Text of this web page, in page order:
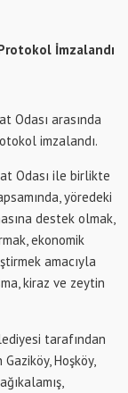
İmzalandı
Odası arasında
imzalandı.
Odası ile birlikte
yöredeki
destek olmak,
ekonomik
amacıyla
kiraz ve zeytin
tarafından
Hoşköy,